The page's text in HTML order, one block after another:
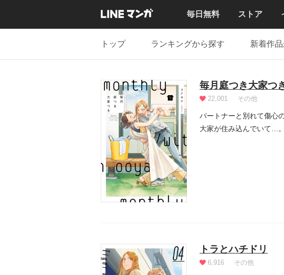
毎日無料 ストア
トップ ランキングから探す 新着作
毎月庭つき大家つ
22,001 その他
パートナーと別れて傷心
大家が住み込んでいて…
トラとハチドリ
6,916 その他